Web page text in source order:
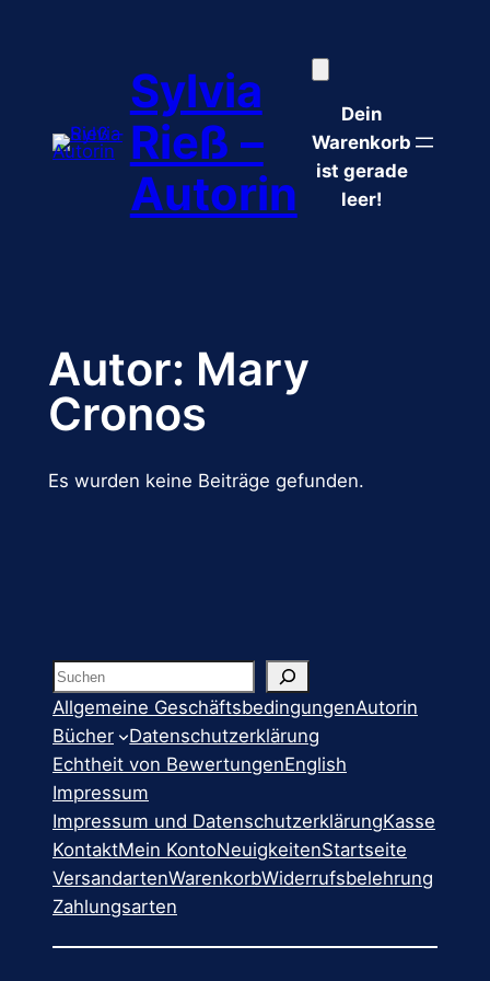
Sylvia
Rieß –
Autorin
Dein
Warenkorb
ist gerade
leer!
Autor: Mary
Cronos
Es wurden keine Beiträge gefunden.
Suchen
Allgemeine GeschäftsbedingungenAutorin
Bücher
Datenschutzerklärung
Echtheit von BewertungenEnglish
Impressum
Impressum und DatenschutzerklärungKasse
KontaktMein KontoNeuigkeitenStartseite
VersandartenWarenkorbWiderrufsbelehrung
Zahlungsarten